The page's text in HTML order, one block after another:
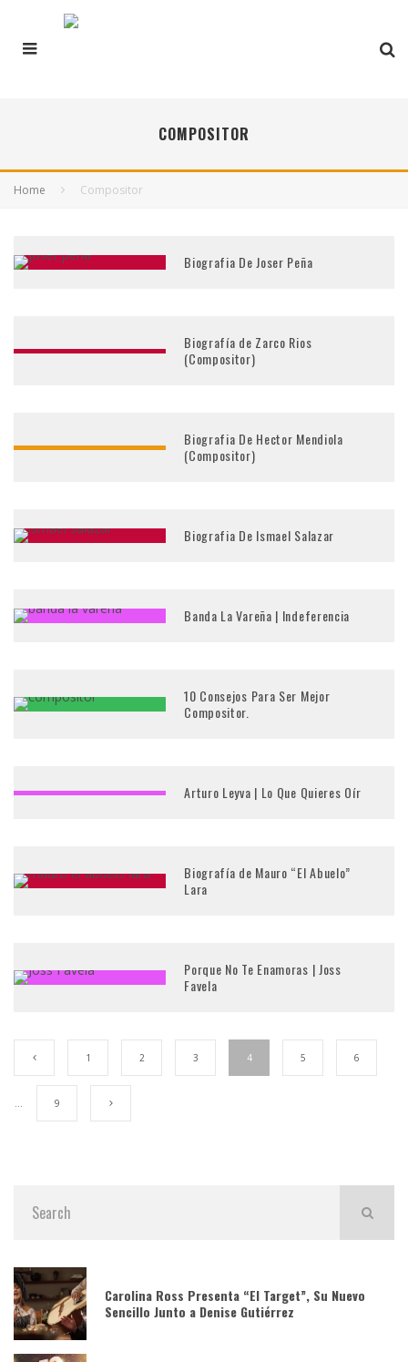
COMPOSITOR
Home Compositor
Biografia De Joser Peña
Biografía de Zarco Rios
(Compositor)
Biografia De Hector Mendiola
(Compositor)
Biografia De Ismael Salazar
Banda La Vareña | Indeferencia
10 Consejos Para Ser Mejor
Compositor.
Arturo Leyva | Lo Que Quieres Oír
Biografía de Mauro “El Abuelo”
Lara
Porque No Te Enamoras | Joss
Favela
1 2 3 4 5 6
… 9
Carolina Ross Presenta “El Target”, Su Nuevo
Sencillo Junto a Denise Gutiérrez